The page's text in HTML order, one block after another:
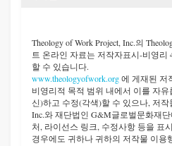
Theology of Work Project, Inc.의
트 온라인 자료는 저작자표시-비영리
할 수 있습니다.
www.theologyofwork.org에 게재된 저
비영리적 목적 범위 내에서 이를 자
신)하고 수정(각색)할 수 있으나, 저작
Inc.와 재단법인 G&M글로벌문화재
처, 라이선스 링크, 수정사항 등을 표
경우에도 귀하나 귀하의 저작물 이용